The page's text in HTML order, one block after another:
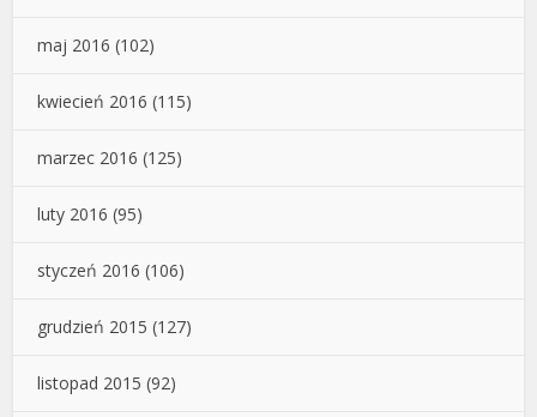
maj 2016 (102)
kwiecień 2016 (115)
marzec 2016 (125)
luty 2016 (95)
styczeń 2016 (106)
grudzień 2015 (127)
listopad 2015 (92)